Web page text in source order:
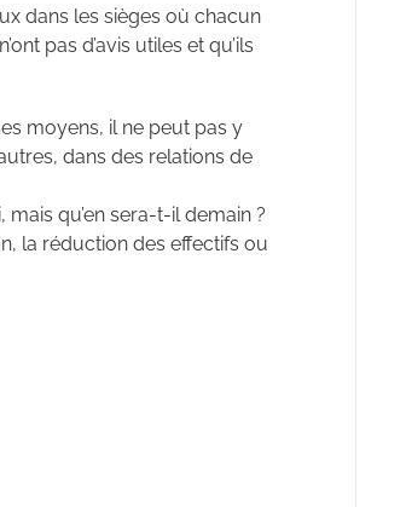
dans les sièges où chacun
pas d’avis utiles et qu’ils
moyens, il ne peut pas y
dans des relations de
qu’en sera-t-il demain ?
la réduction des effectifs ou